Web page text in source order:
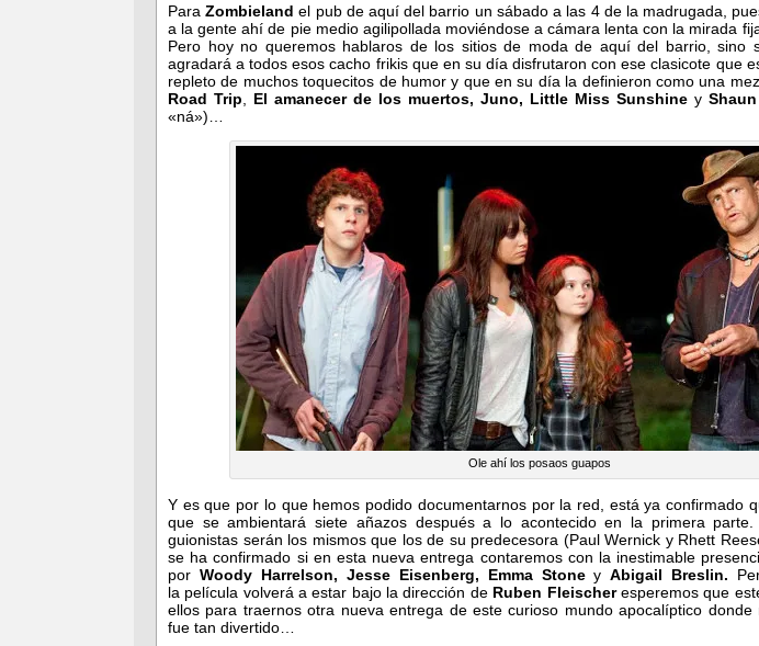
ParaZombieland el pub de aquí del barrio un sábado a las 4 de la madrugada,
a la gente ahí de pie medio agilipollada moviéndose a cámara lenta con la mirada
Pero hoy no queremos hablaros de los sitios de moda de aquí del barrio, sino
agradará a todos esos cacho frikis que en su día disfrutaron con ese clasicote que
repleto de muchos toquecitos de humor y que en su día la definieron como una
Road Trip
El amanecer de los muertos, Juno, Little Miss Sunshine y
«ná»)…
Ole ahí los posaos guapos
Y es que por lo que hemos podido documentarnos por la red, está ya confirmado
que se ambientará siete añazos después a lo acontecido en la primera
guionistas serán los mismos que los de su predecesora (Paul Wernick y Rhett
se ha confirmado si en esta nueva entrega contaremos con la inestimable
por Woody Harrelson, Jesse Eisenberg, Emma StoneyAbigail Breslin.
la película volverá a estar bajo la dirección de Ruben Fleischeresperemos que
ellos para traernos otra nueva entrega de este curioso mundo apocalíptico donde
fue tan divertido…